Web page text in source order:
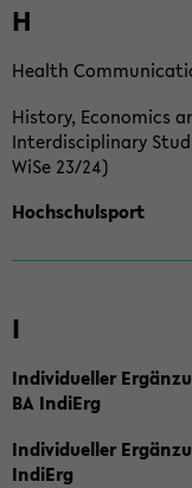
H
Health
History, Economics
Interdisciplinary
WiSe 23/24)
Hochschulsport
I
Individueller
BA IndiErg
Individueller
IndiErg